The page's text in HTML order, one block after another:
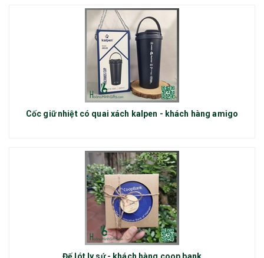
Cốc giữ nhiệt có quai xách kalpen - khách hàng amigo